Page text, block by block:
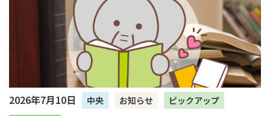
2026年7月10日 中央 お知らせ
ピックアップ